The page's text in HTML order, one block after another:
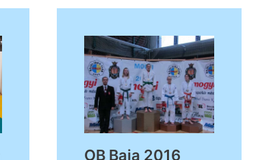
OB Baja 2016